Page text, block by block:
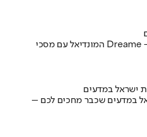
ישראל במדעים
במדעים שכבר מחכים לכם –